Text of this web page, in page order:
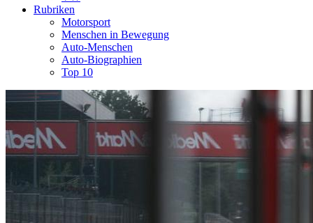
Rubriken
Motorsport
Menschen in Bewegung
Auto-Menschen
Auto-Biographien
Top 10